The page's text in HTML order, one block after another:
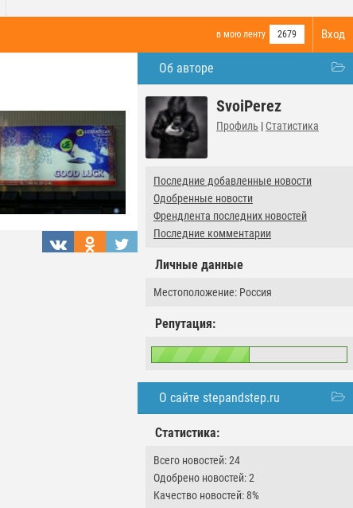
Вход
в мою ленту 2679
Об авторе
SvoiPerez
Профиль | Статистика
Последние добавленные новости
Одобренные новости
Френдлента последних новостей
Последние комментарии
Личные данные
Местоположение: Россия
Репутация:
О сайте stepandstep.ru
Статистика:
Всего новостей: 24
Одобрено новостей: 2
Качество новостей: 8%